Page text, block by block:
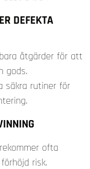
DEFEKTA
åtgärder för att
gods.
säkra rutiner för
ofta
risk.